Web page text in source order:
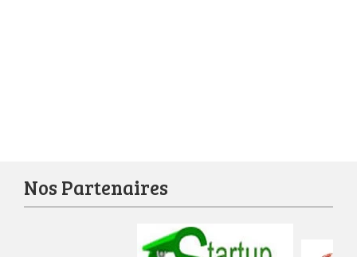
Nos Partenaires